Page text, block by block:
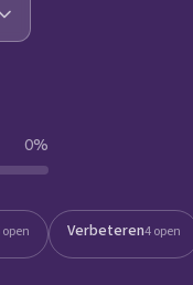
0%
open Verbeteren4 open